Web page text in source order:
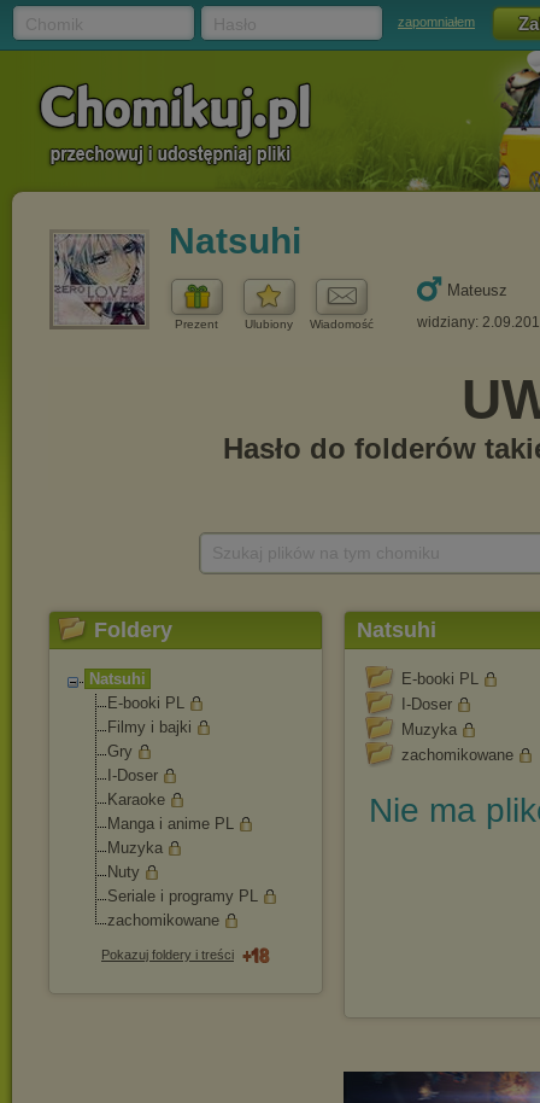
zapomniałem
Natsuhi
Prezent Ulubiony Wiadomość
Mateusz
widziany:
Foldery
Natsuhi
E-booki PL
Filmy i bajki
Gry
I-Doser
Karaoke
Manga i anime PL
Muzyka
Nuty
Seriale i programy PL
zachomikowane
Pokazuj foldery i treści
Natsuhi
E-booki PL
I-Doser
Muzyka
zachomikowane
Nie ma